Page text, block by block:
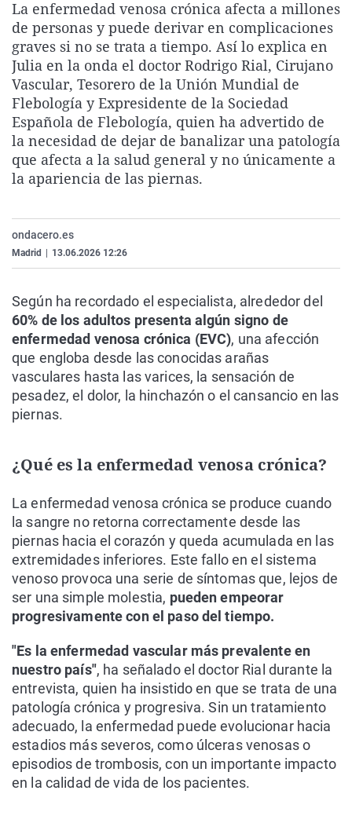
La rosa de los vientos
Gente viajera
Como el perro y el
Caso
Retornados
Equipo de
Operación Viuda
Extremadura
Galicia
La Rioja
Navarra
País Vasco
Virales
Televisión
Elecciones
La enfermedad venosa crónica afecta a millones
de personas y puede derivar en complicaciones
graves si no se trata a tiempo. Así lo explica en
Julia en la onda el doctor Rodrigo Rial, Cirujano
Vascular, Tesorero de la Unión Mundial de
Flebología y Expresidente de la Sociedad
Española de Flebología, quien ha advertido de
la necesidad de dejar de banalizar una patología
que afecta a la salud general y no únicamente a
la apariencia de las piernas.
ondacero.es
Madrid 13.06.2026 12:26
Según ha recordado el especialista, alrededor del
60% de los adultos presenta algún signo de
enfermedad venosa crónica (EVC), una afección
que engloba desde las conocidas arañas
vasculares hasta las varices, la sensación de
pesadez, el dolor, la hinchazón o el cansancio en las
piernas.
¿Qué es la enfermedad venosa crónica?
La enfermedad venosa crónica se produce cuando
la sangre no retorna correctamente desde las
piernas hacia el corazón y queda acumulada en las
extremidades inferiores. Este fallo en el sistema
venoso provoca una serie de síntomas que, lejos de
ser una simple molestia, pueden empeorar
progresivamente con el paso del tiempo.
"Es la enfermedad vascular más prevalente en
nuestro país", ha señalado el doctor Rial durante la
entrevista, quien ha insistido en que se trata de una
patología crónica y progresiva. Sin un tratamiento
adecuado, la enfermedad puede evolucionar hacia
estadios más severos, como úlceras venosas o
episodios de trombosis, con un importante impacto
en la calidad de vida de los pacientes.